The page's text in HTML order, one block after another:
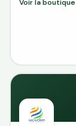
Voir la boutique